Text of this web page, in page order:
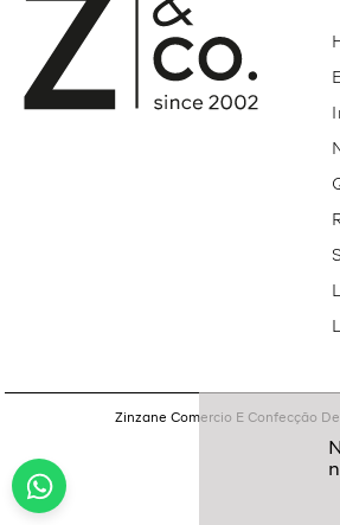
Zinzane Comercio E Confecção